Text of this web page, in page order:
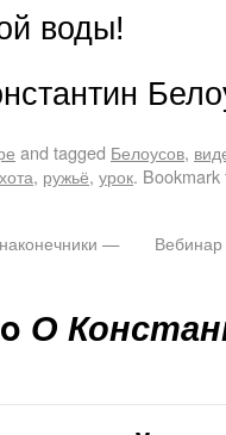
воды!
and tagged Белоусов,
, ружьё, урок.
—
О